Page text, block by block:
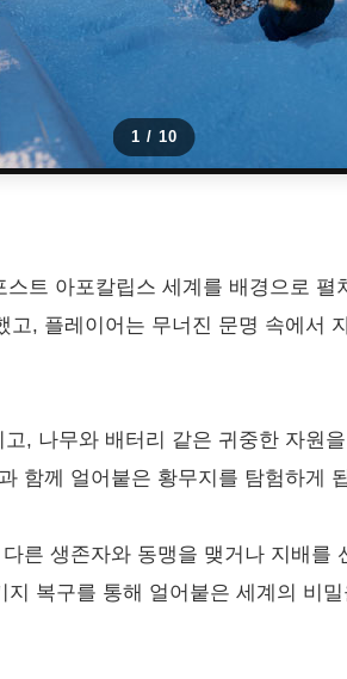
1 / 10
트 아포칼립스 세계를 배경으로
, 플레이어는 무너진 문명 속에서
, 나무와 배터리 같은 귀중한 자원
함께 얼어붙은 황무지를 탐험하게
른 생존자와 동맹을 맺거나 지배를
복구를 통해 얼어붙은 세계의 비